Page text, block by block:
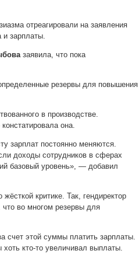
отреагировали на заявления
и зарплаты.
заявила, что пока
резервы для повышения
в производстве.
она.
зарплат постоянно меняются.
доходы сотрудников в сферах
базовый уровень», — добавил
критике. Так, гендиректор
что во многом резервы для
счет этой суммы платить зарплаты.
кто-то увеличивал выплаты.